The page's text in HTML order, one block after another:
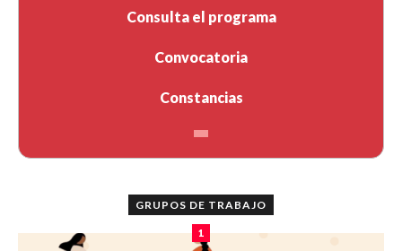
Consulta el programa
Convocatoria
Constancias
GRUPOS DE TRABAJO
1